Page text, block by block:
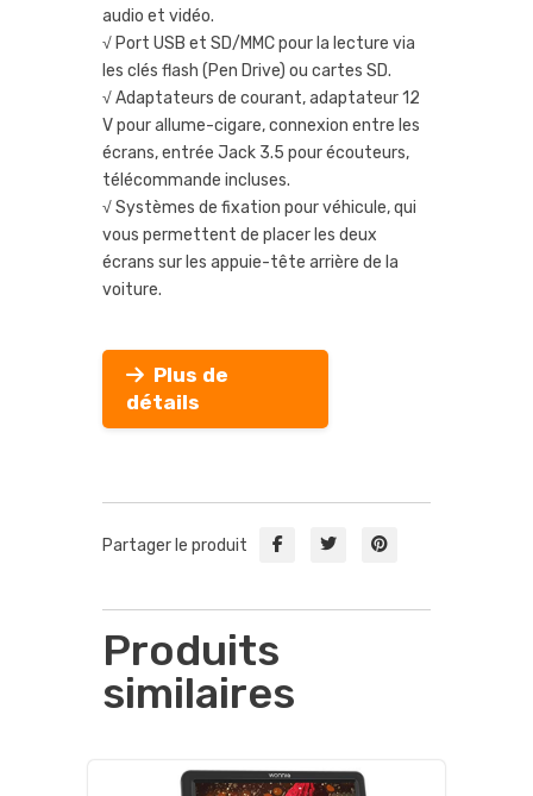
audio et vidéo.
√ Port USB et SD/MMC pour la lecture via
les clés flash (Pen Drive) ou cartes SD.
√ Adaptateurs de courant, adaptateur 12
V pour allume-cigare, connexion entre les
écrans, entrée Jack 3.5 pour écouteurs,
télécommande incluses.
√ Systèmes de fixation pour véhicule, qui
vous permettent de placer les deux
écrans sur les appuie-tête arrière de la
voiture.
Plus de
détails
Partager le produit
Produits
similaires